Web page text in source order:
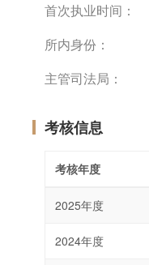
首次执业时间：
所内身份：
主管司法局：
考核信息
考核年度
2025年度
2024年度